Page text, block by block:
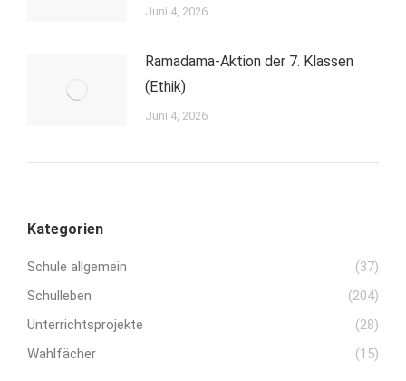
Juni 4, 2026
Ramadama-Aktion der 7. Klassen
(Ethik)
Juni 4, 2026
Kategorien
Schule allgemein
(37)
Schulleben
(204)
Unterrichtsprojekte
(28)
Wahlfächer
(15)